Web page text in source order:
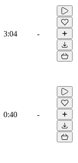
3:04 -
0:40 -